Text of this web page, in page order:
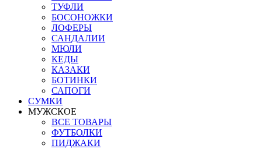
ТУФЛИ
БОСОНОЖКИ
ЛОФЕРЫ
САНДАЛИИ
МЮЛИ
КЕДЫ
КАЗАКИ
БОТИНКИ
САПОГИ
СУМКИ
МУЖСКОЕ
ВСЕ ТОВАРЫ
ФУТБОЛКИ
ПИДЖАКИ